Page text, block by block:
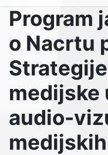
Program
o Nacrtu
medijske
audio-